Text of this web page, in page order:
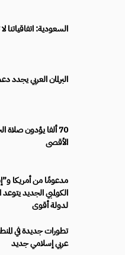
السعودية: اتفاقياتنا
البرلمان العربي
70 ألفا يؤدون صلاة
الأقصى
مدعومًا من أمريكا
الكولمبي الجديد
لدولة أقوى
تطورات جديدة في
عربي إسلامي جديد